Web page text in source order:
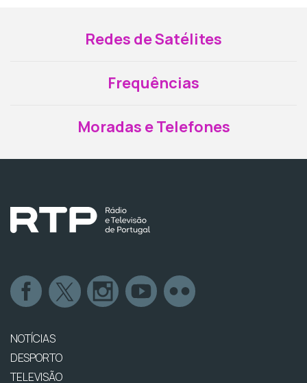
Redes de Satélites
Frequências
Moradas e Telefones
NOTÍCIAS
DESPORTO
TELEVISÃO